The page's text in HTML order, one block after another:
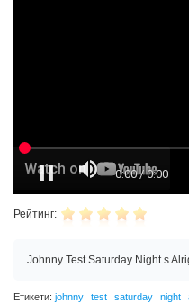
Рейтинг:
Johnny Test Saturday Night s
Етикети: johnny test saturday night